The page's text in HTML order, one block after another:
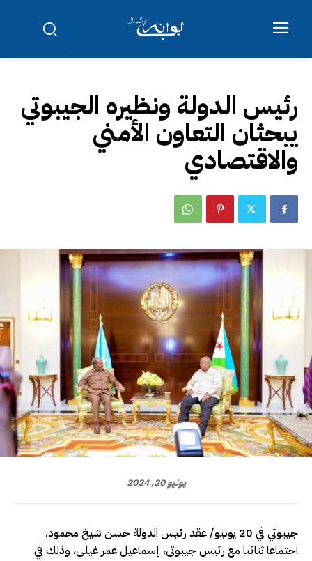
رئيس الدولة ونظيره الجيبوتي
يبحثان التعاون الأمني
والاقتصادي
يونيو 20, 2024
جيبوتي في 20 يونيو/ عقد رئيس الدولة حسن شيخ محمود،
اجتماعا ثنائيا مع رئيس جيبوتي، إسماعيل عمر غيلي، وذلك في